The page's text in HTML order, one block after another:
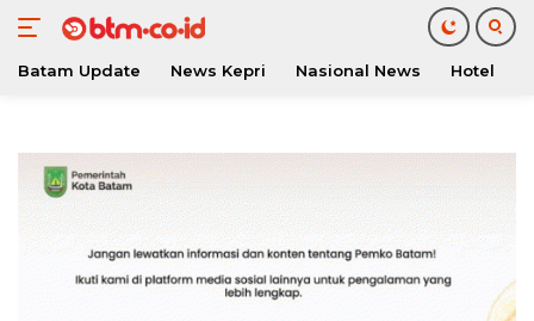
konten
Batam Update News Kepri Nasional News Hotel